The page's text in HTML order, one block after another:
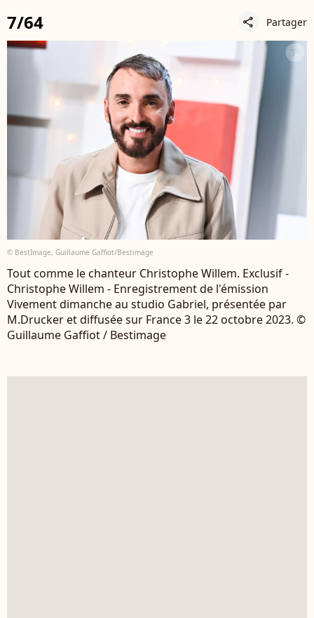
7/64 share Partager
© BestImage, Guillaume Gaffiot/Bestimage
Tout comme le chanteur Christophe Willem. Exclusif -
Christophe Willem - Enregistrement de l'émission
Vivement dimanche au studio Gabriel, présentée par
M.Drucker et diffusée sur France 3 le 22 octobre 2023. ©
Guillaume Gaffiot / Bestimage